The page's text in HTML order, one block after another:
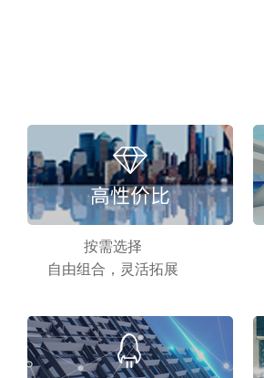
按需选择
自由组合，灵活拓展